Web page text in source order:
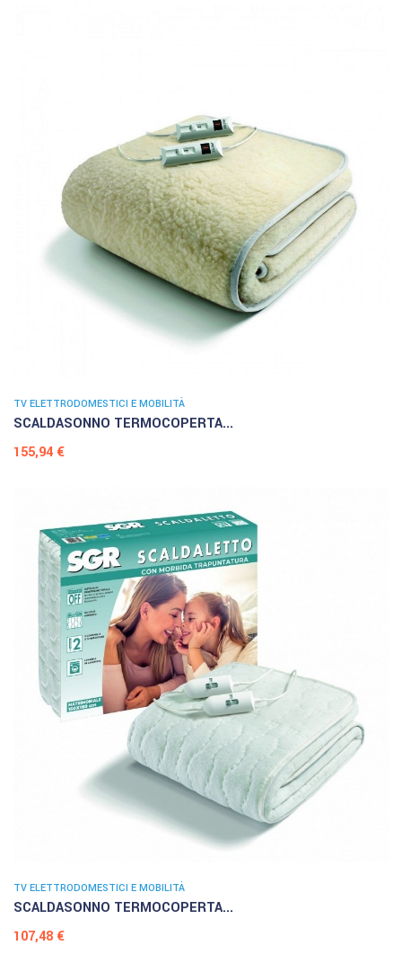
TV ELETTRODOMESTICI E MOBILITÀ
SCALDASONNO TERMOCOPERTA...
Prezzo
155,94 €
TV ELETTRODOMESTICI E MOBILITÀ
SCALDASONNO TERMOCOPERTA...
Prezzo
107,48 €